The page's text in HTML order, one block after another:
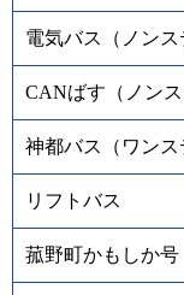
電気バス（ノンス
CANばす（ノンス
神都バス（ワンス
リフトバス
菰野町かもしか号